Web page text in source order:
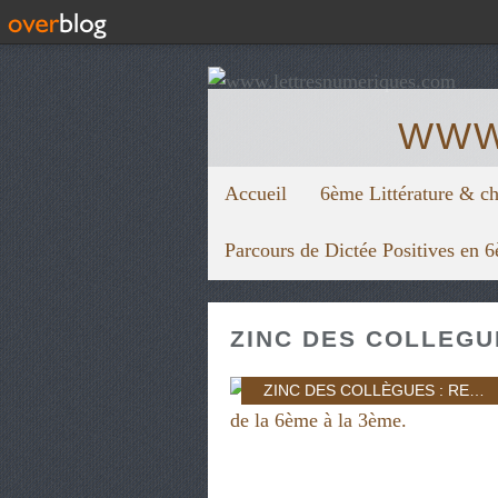
Accueil 6ème Littérature &
Parcours de Dictée Positives en
ZINC DES
ZINC DES COLLÈGUES : RESSOURCES GRATIS